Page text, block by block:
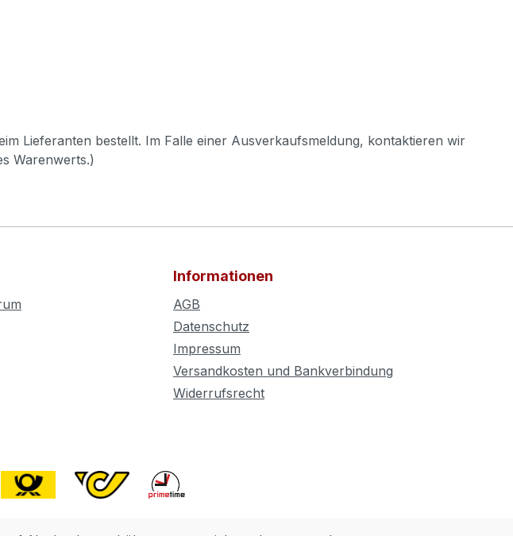
Lieferanten bestellt. Im Falle einer Ausverkaufsmeldung, kontaktieren wir
Warenwerts.)
Informationen
AGB
Datenschutz
Impressum
Versandkosten und Bankverbindung
Widerrufsrecht